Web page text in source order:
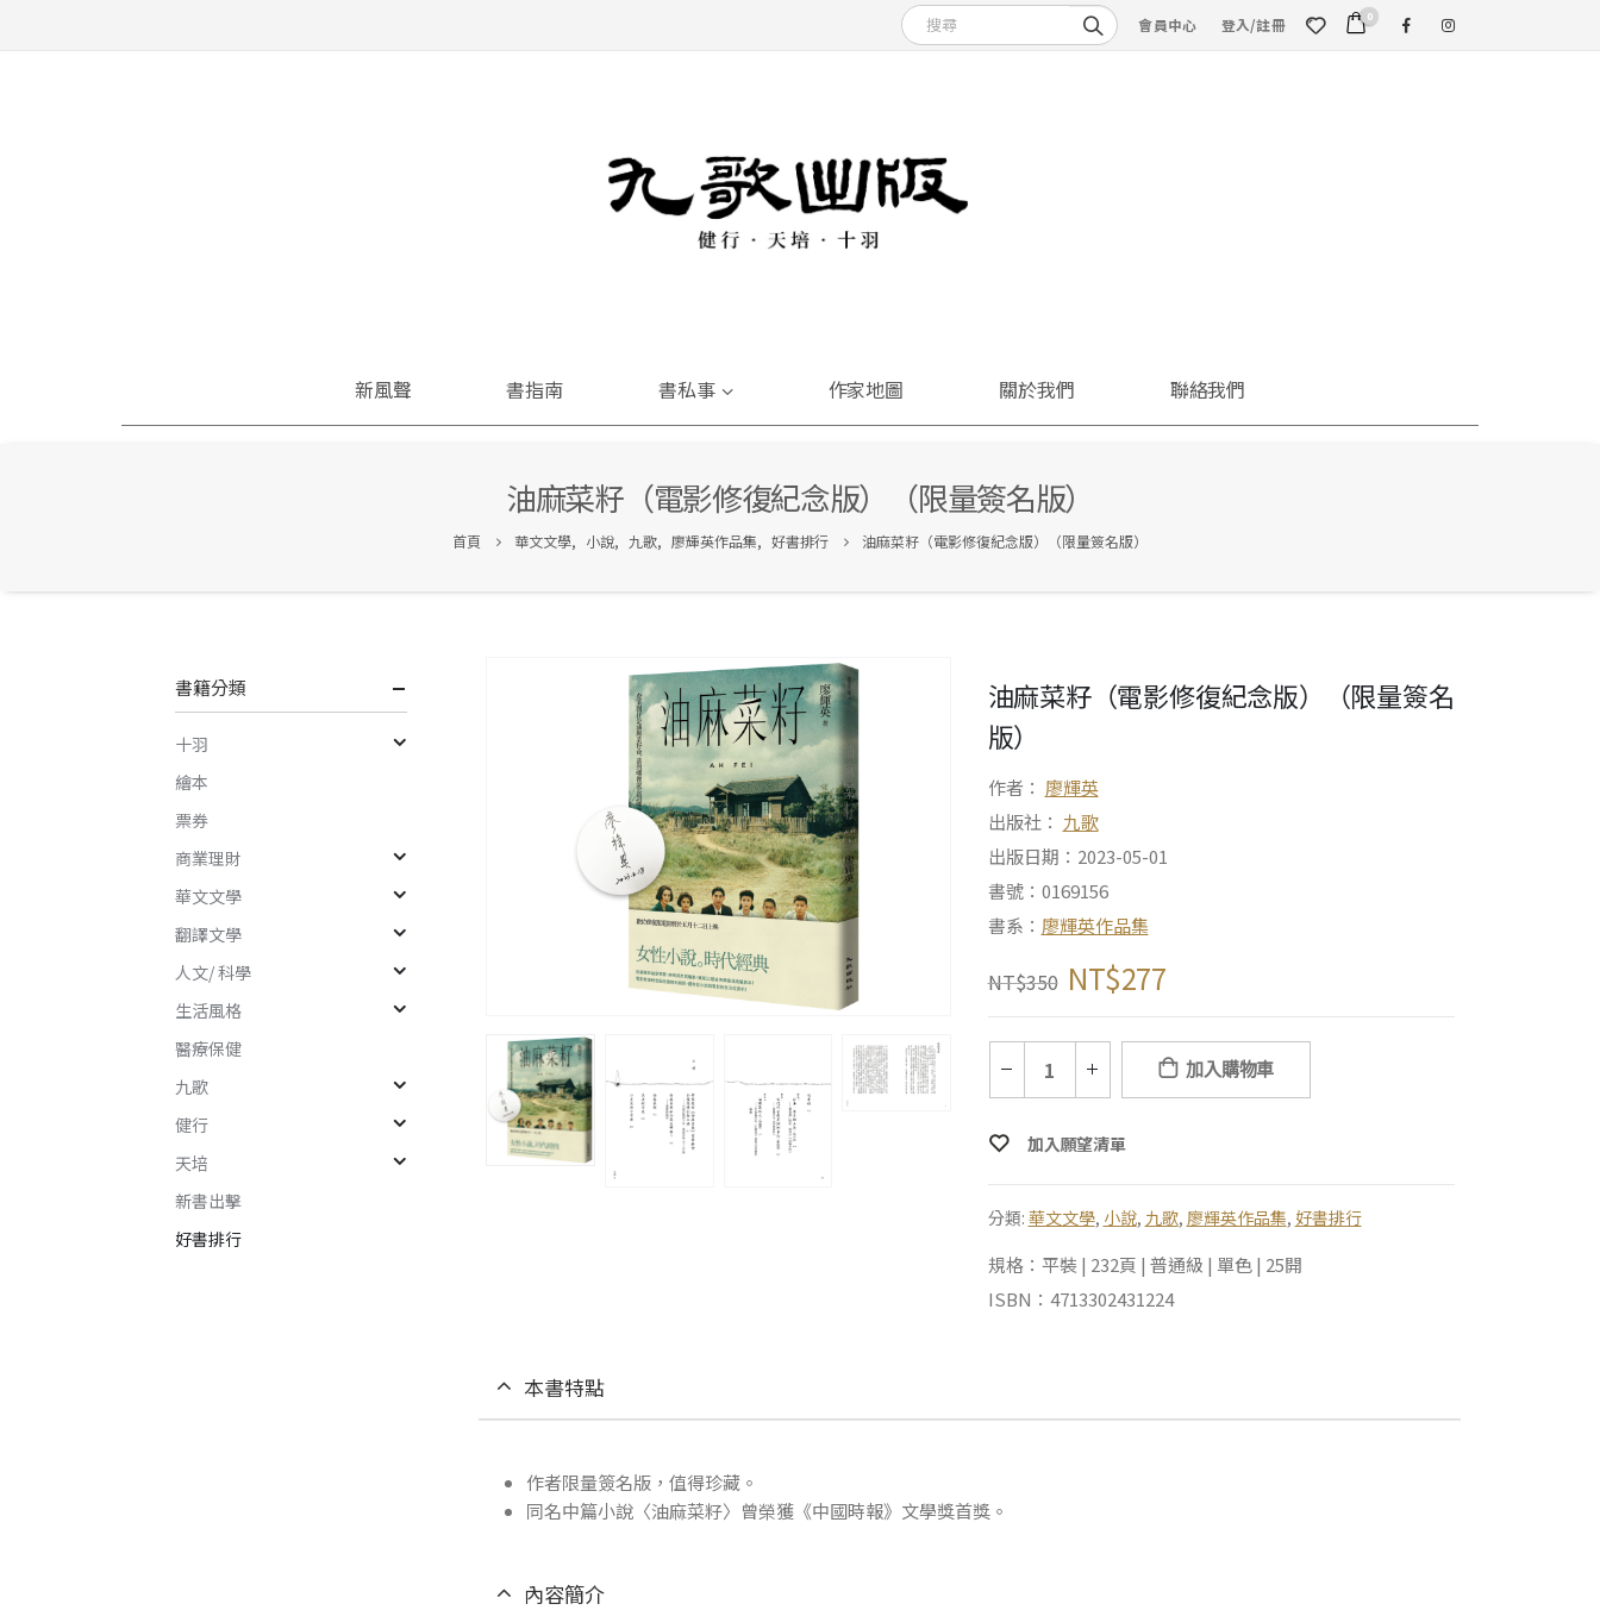
會員中心 登入/註冊 0
新風聲 書指南 書私事 作家地圖 關於我們 聯絡我們
油麻菜籽（電影修復紀念版）（限量簽名版）
首頁 華文文學, 小說, 九歌, 廖輝英作品集, 好書排行 油麻菜籽（電影修復紀念版）（限量簽名版）
油麻菜籽（電影修復紀念版）（限量簽名
版）
作者： 廖輝英
出版社： 九歌
出版日期：2023-05-01
書號：0169156
書系： 廖輝英作品集
NT$350 NT$277
加入購物車
加入願望清單
分類: 華文文學, 小說, 九歌, 廖輝英作品集, 好書排行
規格：平裝 | 232頁 | 普通級 | 單色 | 25開
ISBN：4713302431224
本書特點
作者限量簽名版，值得珍藏。
同名中篇小說〈油麻菜籽〉曾榮獲《中國時報》文學獎首獎。
內容簡介
書籍分類
十羽
繪本
票券
商業理財
華文文學
翻譯文學
人文/ 科學
生活風格
醫療保健
九歌
健行
天培
新書出擊
好書排行